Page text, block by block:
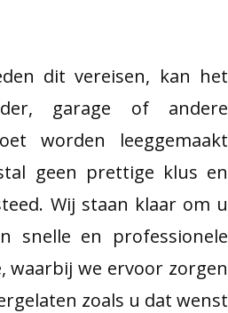
dit vereisen, kan het
garage of andere
worden leeggemaakt
geen prettige klus en
Wij staan klaar om u
snelle en professionele
we ervoor zorgen
zoals u dat wenst